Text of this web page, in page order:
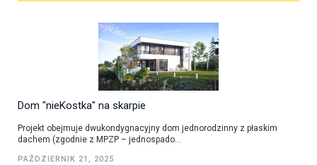
Dom "nieKostka" na skarpie
Projekt obejmuje dwukondygnacyjny dom jednorodzinny z płaskim
dachem (zgodnie z MPZP – jednospado...
PAŹDZIERNIK 21, 2025